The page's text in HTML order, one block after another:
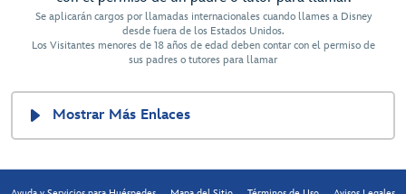
Se aplicarán cargos por llamadas internacionales cuando llames a Disney
desde fuera de los Estados Unidos.
Los Visitantes menores de 18 años de edad deben contar con el permiso de
sus padres o tutores para llamar
Mostrar Más Enlaces